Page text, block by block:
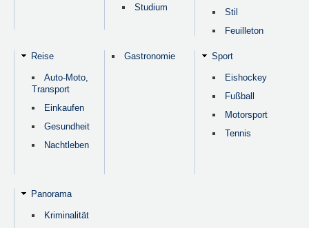
Studium
Stil
Feuilleton
Reise
Auto-Moto,
Transport
Einkaufen
Gesundheit
Nachtleben
Gastronomie Sport
Eishockey
Fußball
Motorsport
Tennis
Panorama
Kriminalität